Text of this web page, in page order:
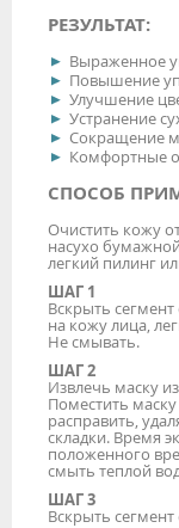
РЕЗУЛЬТАТ:
Выраженное
Повышение
Улучшение
Устранение
Сокращение
Комфортные
СПОСОБ
Очистить кожу
насухо
легкий пилинг
ШАГ 1
Вскрыть
на кожу лица,
Не смывать.
ШАГ 2
Извлечь маску
Поместить
расправить,
складки. Время
положенного
смыть теплой
ШАГ 3
Вскрыть